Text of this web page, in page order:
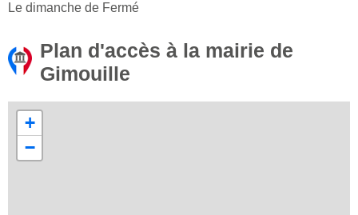
Le dimanche de Fermé
Plan d'accès à la mairie de
Gimouille
+
−